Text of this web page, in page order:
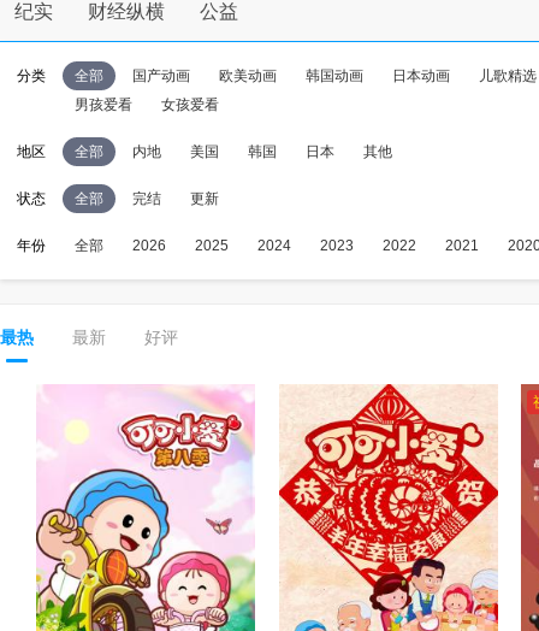
纪实
财经纵横 公益
分类 全部 国产动画 欧美动画 韩国动画 日本动画
儿歌精选
男孩爱看
女孩爱看
地区 全部 内地 美国 韩国 日本 其他
状态 全部 完结 更新
年份 全部 2026 2025 2024 2023 2022 2021
最热 最新 好评